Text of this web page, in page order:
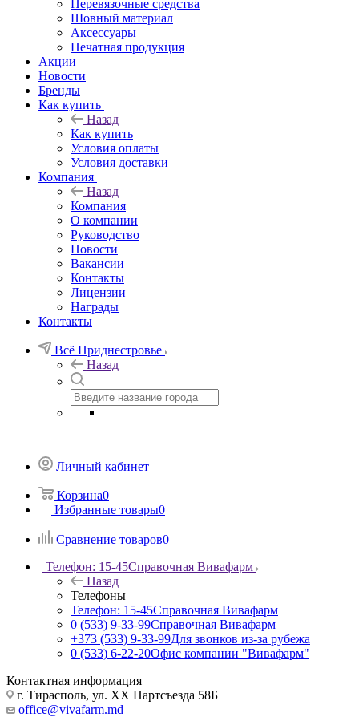
Перевязочные средства
Шовный материал
Аксессуары
Печатная продукция
Акции
Новости
Бренды
Как купить
Назад
Как купить
Условия оплаты
Условия доставки
Компания
Назад
Компания
О компании
Руководство
Новости
Вакансии
Контакты
Лицензии
Награды
Контакты
Всё Приднестровье
Назад
Личный кабинет
Корзина0
Избранные товары0
Сравнение товаров0
Телефон: 15-45Справочная Вивафарм
Назад
Телефоны
Телефон: 15-45Справочная Вивафарм
0 (533) 9-33-99Справочная Вивафарм
+373 (533) 9-33-99Для звонков из-за рубежа
0 (533) 6-22-20Офис компании "Вивафарм"
Контактная информация
г. Тирасполь, ул. ХХ Партсъезда 58Б
office@vivafarm.md